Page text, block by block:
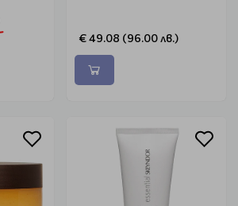
€ 49.08 (96.00 лв.)